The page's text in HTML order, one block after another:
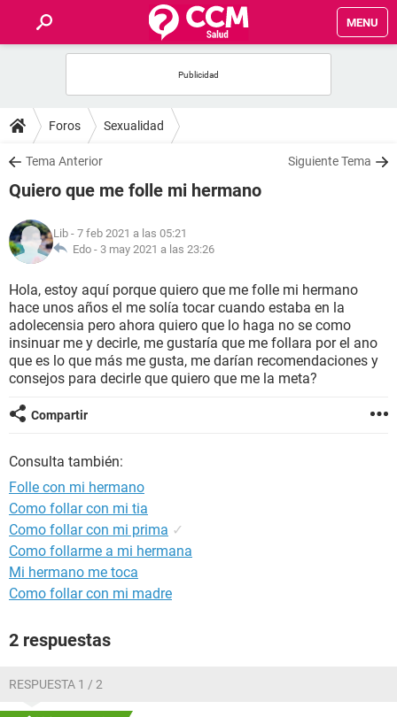
MENU
FOROS
SALUD
FAMILIA
NUTRICIÓN
BIENESTAR
SEXUALIDAD
GLOSARIO
Foros Sexualidad
Tema Anterior Siguiente Tema
Quiero que me folle mi hermano
Lib - 7 feb 2021 a las 05:21
Edo - 3 may 2021 a las 23:26
Hola, estoy aquí porque quiero que me folle mi hermano
hace unos años el me solía tocar cuando estaba en la
adolecensia pero ahora quiero que lo haga no se como
insinuar me y decirle, me gustaría que me follara por el ano
que es lo que más me gusta, me darían recomendaciones y
consejos para decirle que quiero que me la meta?
Compartir
Consulta también:
Folle con mi hermano
Como follar con mi tia
Como follar con mi prima ✓
Como follarme a mi hermana
Mi hermano me toca
Como follar con mi madre
2 respuestas
RESPUESTA 1 / 2